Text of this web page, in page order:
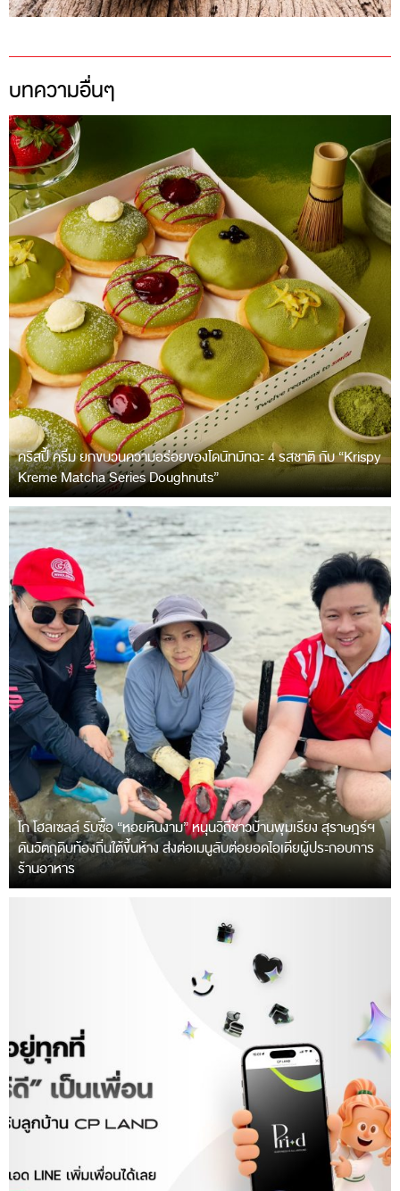
บทความอื่นๆ
คริสปี้ ครีม ยกขบวนความอร่อยของโดนัทมัทฉะ 4 รสชาติ กับ “Krispy
Kreme Matcha Series Doughnuts”
โก โฮลเซลล์ รับซื้อ “หอยหินงาม” หนุนวิถีชาวบ้านพุมเรียง สุราษฎร์ฯ
ดันวัตถุดิบท้องถิ่นใต้ขึ้นห้าง ส่งต่อเมนูลับต่อยอดไอเดียผู้ประกอบการ
ร้านอาหาร